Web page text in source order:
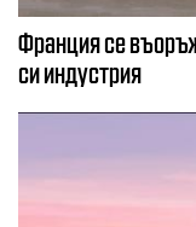
Франция се
си индустрия